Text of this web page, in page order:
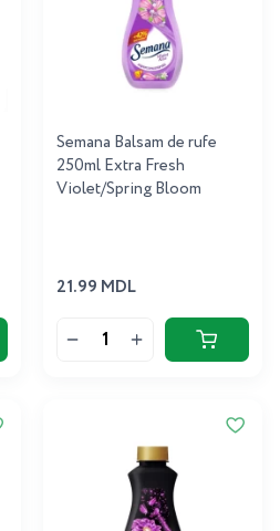
Semana Balsam de rufe
250ml Extra Fresh
Violet/Spring Bloom
21.99 MDL